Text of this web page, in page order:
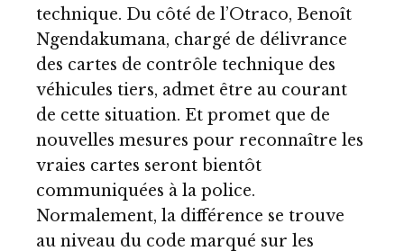
technique. Du côté de l’Otraco, Benoît
Ngendakumana, chargé de délivrance
des cartes de contrôle technique des
véhicules tiers, admet être au courant
de cette situation. Et promet que de
nouvelles mesures pour reconnaître les
vraies cartes seront bientôt
communiquées à la police.
Normalement, la différence se trouve
au niveau du code marqué sur les